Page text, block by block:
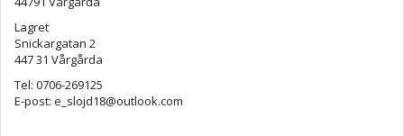
Lagret
Snickargatan 2
447 31 Vårgårda
Tel: 0706-269125
E-post: e_slojd18@outlook.com